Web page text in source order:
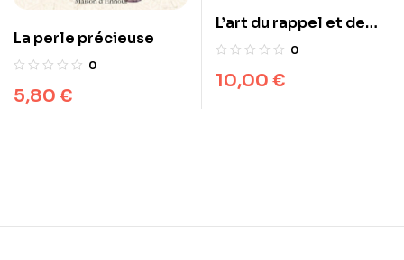
La perle précieuse
0
5,80 €
L’art du rappel et de
l’invocation chez
0
10,00 €